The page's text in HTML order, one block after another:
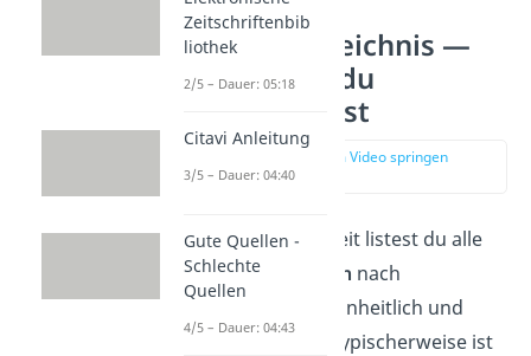
Literaturverzeichnis —
Zeig, worauf du
aufgebaut hast
zur Stelle im Video springen
(04:24)
Am Ende deiner Arbeit listest du alle
Quellenalphabetisch nach
Nachnamen auf — einheitlich und
sauber formatiert. Typischerweise ist
Zeitschriftenbib
liothek
2/5 – Dauer: 05:18
Citavi Anleitung
3/5 – Dauer: 04:40
Gute Quellen -
Schlechte
Quellen
4/5 – Dauer: 04:43